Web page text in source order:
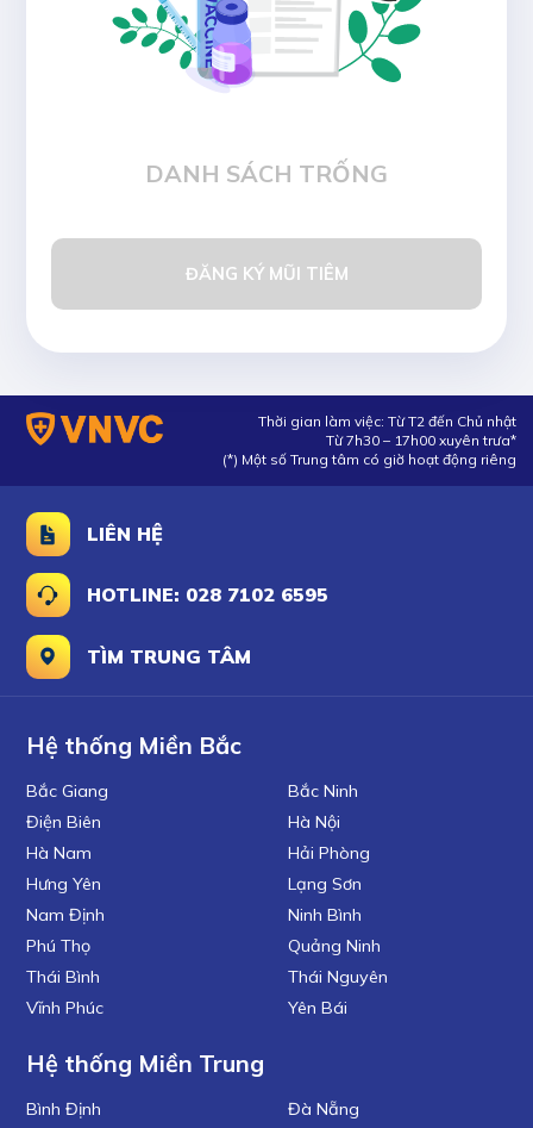
DANH SÁCH TRỐNG
ĐĂNG KÝ MŨI TIÊM
Thời gian làm việc: Từ T2 đến Chủ nhật
Từ 7h30 – 17h00 xuyên trưa*
(*) Một số Trung tâm có giờ hoạt động riêng
LIÊN HỆ
HOTLINE: 028 7102 6595
TÌM TRUNG TÂM
Hệ thống Miền Bắc
Bắc Giang
Điện Biên
Hà Nam
Hưng Yên
Nam Định
Phú Thọ
Thái Bình
Vĩnh Phúc
Bắc Ninh
Hà Nội
Hải Phòng
Lạng Sơn
Ninh Bình
Quảng Ninh
Thái Nguyên
Yên Bái
Hệ thống Miền Trung
Bình Định
Đà Nẵng